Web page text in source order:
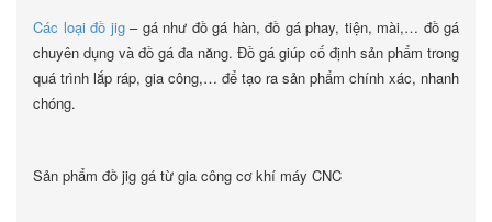
Các loại đồ jig– gá như đồ gá hàn, đồ gá phay, tiện, mài,… đồ gá
chuyên dụng và đồ gá đa năng. Đồ gá giúp cố định sản phẩm trong
quá trình lắp ráp, gia công,… để tạo ra sản phẩm chính xác, nhanh
chóng.
Sản phẩm đồ jig gá từ gia công cơ khí máy CNC